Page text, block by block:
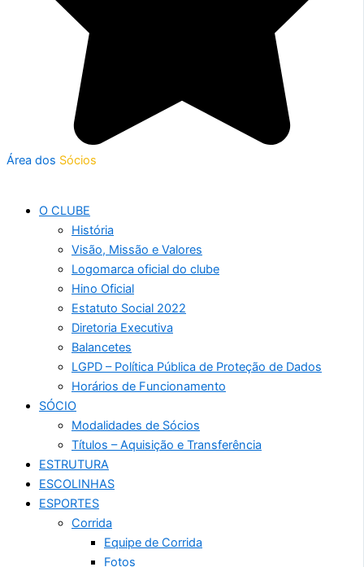
Área dos Sócios
O CLUBE
História
Visão, Missão e Valores
Logomarca oficial do clube
Hino Oficial
Estatuto Social 2022
Diretoria Executiva
Balancetes
LGPD – Política Pública de Proteção de Dados
Horários de Funcionamento
SÓCIO
Modalidades de Sócios
Títulos – Aquisição e Transferência
ESTRUTURA
ESCOLINHAS
ESPORTES
Corrida
Equipe de Corrida
Fotos